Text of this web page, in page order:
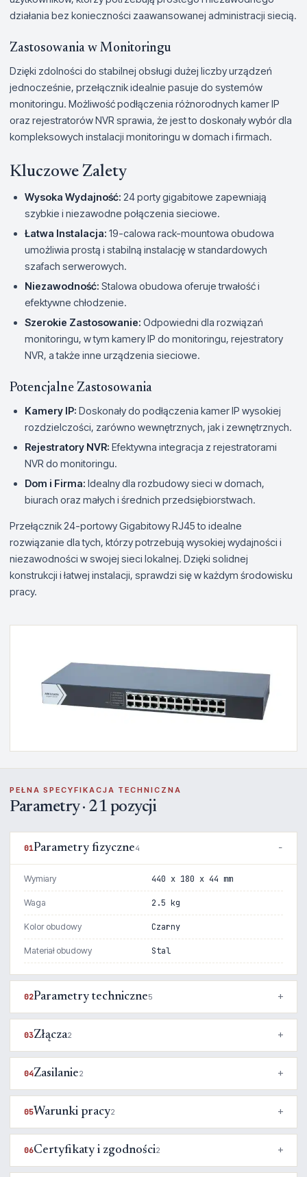
działania bez konieczności zaawansowanej administracji siecią.
Zastosowania w Monitoringu
Dzięki zdolności do stabilnej obsługi dużej liczby urządzeń
jednocześnie, przełącznik idealnie pasuje do systemów
monitoringu. Możliwość podłączenia różnorodnych kamer IP
oraz rejestratorów NVR sprawia, że jest to doskonały wybór dla
kompleksowych instalacji monitoringu w domach i firmach.
Kluczowe Zalety
Wysoka Wydajność: 24 porty gigabitowe zapewniają
szybkie i niezawodne połączenia sieciowe.
Łatwa Instalacja: 19-calowa rack-mountowa obudowa
umożliwia prostą i stabilną instalację w standardowych
szafach serwerowych.
Niezawodność: Stalowa obudowa oferuje trwałość i
efektywne chłodzenie.
Szerokie Zastosowanie: Odpowiedni dla rozwiązań
monitoringu, w tym kamery IP do monitoringu, rejestratory
NVR, a także inne urządzenia sieciowe.
Potencjalne Zastosowania
Kamery IP: Doskonały do podłączenia kamer IP wysokiej
rozdzielczości, zarówno wewnętrznych, jak i zewnętrznych.
Rejestratory NVR: Efektywna integracja z rejestratorami
NVR do monitoringu.
Dom i Firma: Idealny dla rozbudowy sieci w domach,
biurach oraz małych i średnich przedsiębiorstwach.
Przełącznik 24-portowy Gigabitowy RJ45 to idealne
rozwiązanie dla tych, którzy potrzebują wysokiej wydajności i
niezawodności w swojej sieci lokalnej. Dzięki solidnej
konstrukcji i łatwej instalacji, sprawdzi się w każdym środowisku
pracy.
PEŁNA SPECYFIKACJA TECHNICZNA
Parametry · 21 pozycji
01Parametry fizyczne4
Wymiary 440 x 180 x 44 mm
Waga 2.5 kg
Kolor obudowy Czarny
Materiał obudowy Stal
02Parametry techniczne5
03Złącza2
04Zasilanie2
05Warunki pracy2
06Certyfikaty i zgodności2